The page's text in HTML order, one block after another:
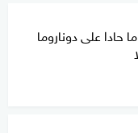
حادا على دوناروما